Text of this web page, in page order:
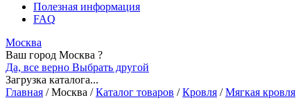
Полезная информация
FAQ
Москва
Ваш город Москва ?
Да, все верно Выбрать другой
Загрузка каталога...
Главная /Москва / Каталог товаров / Кровля / Мягкая кровля